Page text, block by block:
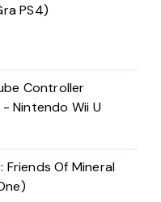
PS4)
Controller
Nintendo Wii U
Friends Of Mineral